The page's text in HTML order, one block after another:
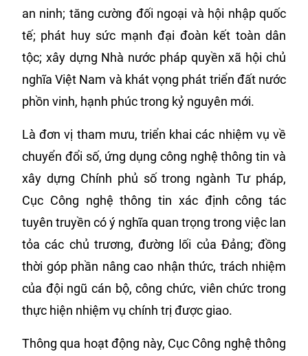
an ninh; tăng cường đối ngoại và hội nhập quốc
tế; phát huy sức mạnh đại đoàn kết toàn dân
tộc; xây dựng Nhà nước pháp quyền xã hội chủ
nghĩa Việt Nam và khát vọng phát triển đất nước
phồn vinh, hạnh phúc trong kỷ nguyên mới.
Là đơn vị tham mưu, triển khai các nhiệm vụ về
chuyển đổi số, ứng dụng công nghệ thông tin và
xây dựng Chính phủ số trong ngành Tư pháp,
Cục Công nghệ thông tin xác định công tác
tuyên truyền có ý nghĩa quan trọng trong việc lan
tỏa các chủ trương, đường lối của Đảng; đồng
thời góp phần nâng cao nhận thức, trách nhiệm
của đội ngũ cán bộ, công chức, viên chức trong
thực hiện nhiệm vụ chính trị được giao.
Thông qua hoạt động này, Cục Công nghệ thông